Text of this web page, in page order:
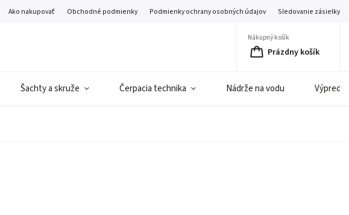
Ako nakupovať Obchodné podmienky Podmienky ochrany osobných údajov Sledovanie zásielky
Nákupný košík
Prázdny košík
Šachty a skruže Čerpacia technika Nádrže na vodu